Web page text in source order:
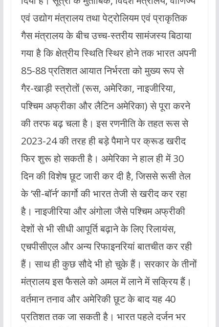
एवं उद्योग मंत्रालय तथा पेट्रोलियम एवं प्राकृतिक
गैस मंत्रालय के बीच उच्च-स्तरीय सामंजस्य बिठाया
गया है कि क्षेत्रीय स्थिति स्थिर होने तक भारत अपनी
85-88 प्रतिशत आयात निर्भरता को मुख्य रूप से
गैर-खाड़ी स्त्रोतों (रूस, अमेरिका, नाइजीरिया,
पश्चिम अफ्रीका और लैटिन अमेरिका) से पूरा करने
की तरफ बढ़ चला है। इस रणनीति के तहत रूस से
2023-24 की तरह ही बड़े पैमाने पर क्रूड खरीद
फिर शुरू हो सकती है। अमेरिका ने हाल ही में 30
दिन की विशेष छूट जारी कर दी है, जिससे रूसी तेल
के ‘सी-बॉर्न’ कार्गो की भारत तेजी से खरीद कर रहा
है। नाइजीरिया और अंगोला जैसे पश्चिम अफ्रीकी
देशों से भी सीधी आपूर्ति बढ़ाने के लिए रिलायंस,
एचपीसीएल और अन्य रिफाइनरियां बातचीत कर रही
हैं। साथ ही कुछ सौदे भी हो चुके हैं। सरकार के तीनों
मंत्रालय इस फैसले को अमल में लाने में सक्रिय हैं।
वर्तमान तनाव और अमेरिकी छूट के बाद यह 40
प्रतिशत तक जा सकती है। भारत पहले दर्जन भर